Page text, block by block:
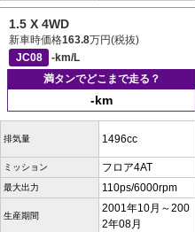
1.5 X 4WD
新車時価格163.8万円(税抜)
JC08
-km/L
満タンでどこまで走る？
-km
排気量 1496cc
ミッション フロア4AT
最大出力 110ps/6000rpm
生産期間
2001年10月～200
2年08月